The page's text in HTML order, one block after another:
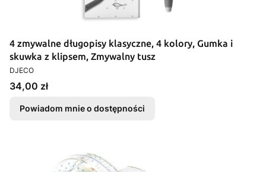
4 zmywalne długopisy klasyczne, 4 kolory, Gumka i
skuwka z klipsem, Zmywalny tusz
PRODUCENT
DJECO
Cena
34,00 zł
Powiadom mnie o dostępności